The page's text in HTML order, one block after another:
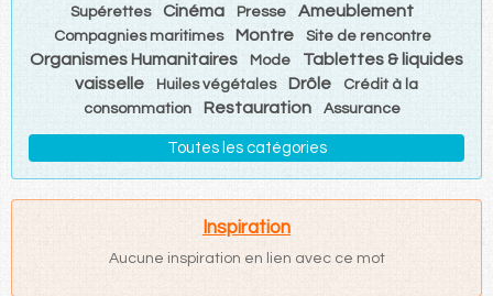
Supérettes Cinéma Presse Ameublement
Compagnies maritimes Montre Site de rencontre
Organismes Humanitaires Mode
Tablettes & liquides
vaisselle
Huiles végétales Drôle
Crédit à la
consommation
Restauration Assurance
Toutes les catégories
Inspiration
Aucune inspiration en lien avec ce mot